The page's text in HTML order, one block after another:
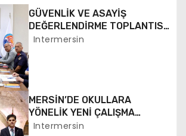
GÜVENLİK VE ASAYİŞ
DEĞERLENDİRME TOPLANTISI
YAPILDI
Intermersin
MERSİN’DE OKULLARA
YÖNELİK YENİ ÇALIŞMA
BAŞLATILDI
Intermersin